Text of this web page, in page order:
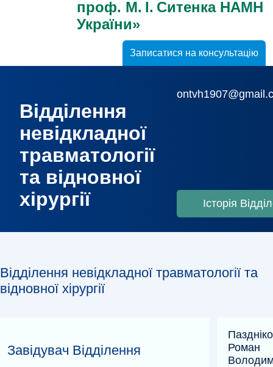
проф. М. І. Ситенка НАМН
України»
Записатися на консультацію
Відділення
невідкладної
травматології
та відновної
хірургії
Історія
Відділення невідкладної травматології та
відновної хірургії
Завідувач Відділення
Роман